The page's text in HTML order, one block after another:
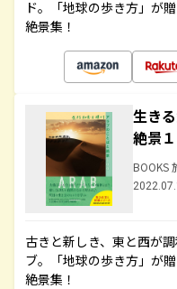
ド。「地球の歩き方」が
絶景集！
生き
絶景
BOOKS
古きと新しき、東と西が
ブ。「地球の歩き方」が
絶景集！